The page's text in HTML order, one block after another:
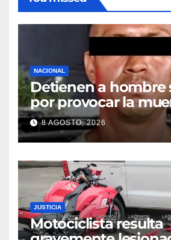
NACIONAL
Detienen a hombre
por provocar la
adulto mayor
8 AGOSTO, 2026
JUSTICIA
Motociclista resulta